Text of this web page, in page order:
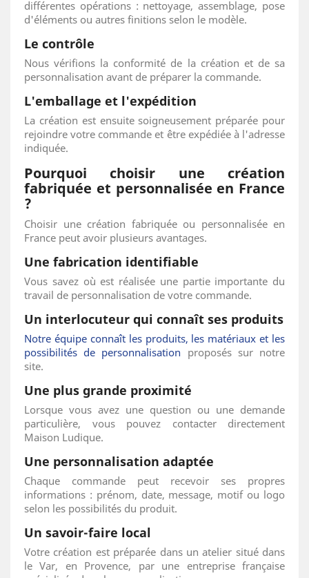
différentes opérations : nettoyage, assemblage, pose
d'éléments ou autres finitions selon le modèle.
Le contrôle
Nous vérifions la conformité de la création et de sa
personnalisation avant de préparer la commande.
L'emballage et l'expédition
La création est ensuite soigneusement préparée pour
rejoindre votre commande et être expédiée à l'adresse
indiquée.
Pourquoi choisir une création
fabriquée et personnalisée en France
?
Choisir une création fabriquée ou personnalisée en
France peut avoir plusieurs avantages.
Une fabrication identifiable
Vous savez où est réalisée une partie importante du
travail de personnalisation de votre commande.
Un interlocuteur qui connaît ses produits
Notre équipe connaît les produits, les matériaux et les
possibilités de personnalisation proposés sur notre
site.
Une plus grande proximité
Lorsque vous avez une question ou une demande
particulière, vous pouvez contacter directement
Maison Ludique.
Une personnalisation adaptée
Chaque commande peut recevoir ses propres
informations : prénom, date, message, motif ou logo
selon les possibilités du produit.
Un savoir-faire local
Votre création est préparée dans un atelier situé dans
le Var, en Provence, par une entreprise française